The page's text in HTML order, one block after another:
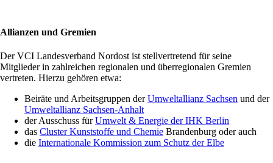
Allianzen und Gremien
Der VCI Landesverband Nordost ist stellvertretend für seine
Mitglieder in zahlreichen regionalen und überregionalen Gremien
vertreten. Hierzu gehören etwa:
Beiräte und Arbeitsgruppen derUmweltallianz Sachsen und der
Umweltallianz Sachsen-Anhalt
der Ausschuss fürUmwelt & Energie der IHK Berlin
das Cluster Kunststoffe und Chemie Brandenburg oder auch
die Internationale Kommission zum Schutz der Elbe